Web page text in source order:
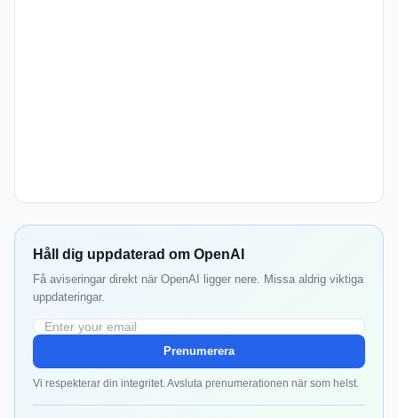
Håll dig uppdaterad om OpenAI
Få aviseringar direkt när OpenAI ligger nere. Missa aldrig viktiga
uppdateringar.
Prenumerera
Vi respekterar din integritet. Avsluta prenumerationen när som helst.